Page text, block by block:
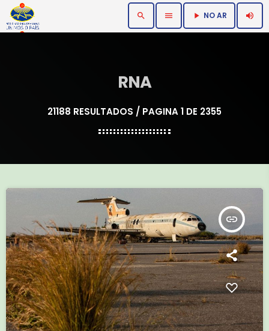
search menu play_arrow NO AR volume_up
RNA
21188 RESULTADOS / PAGINA 1 DE 2355
insert_link